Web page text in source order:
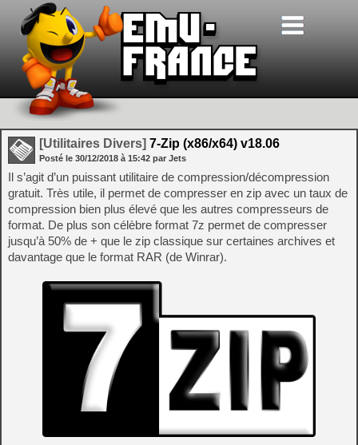
[Utilitaires Divers] 7-Zip (x86/x64) v18.06
Posté le 30/12/2018 à 15:42 par Jets
Il s’agit d’un puissant utilitaire de compression/décompression
gratuit. Très utile, il permet de compresser en zip avec un taux de
compression bien plus élevé que les autres compresseurs de
format. De plus son célèbre format 7z permet de compresser
jusqu’à 50% de + que le zip classique sur certaines archives et
davantage que le format RAR (de Winrar).